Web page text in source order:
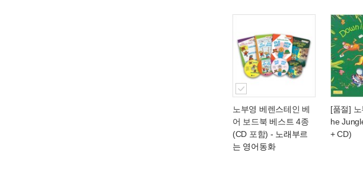
노부영 베렌스테인 베
어 보드북 베스트 4종
(CD 포함) - 노래부르
는 영어동화
[품절]
he
+ CD)